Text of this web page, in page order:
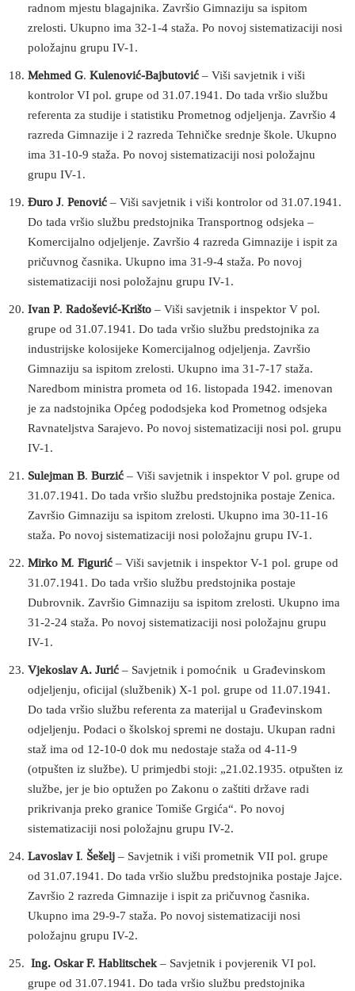
radnom mjestu blagajnika. Završio Gimnaziju sa ispitom
zrelosti. Ukupno ima 32-1-4 staža. Po novoj sistematizaciji nosi
položajnu grupu IV-1.
Mehmed G. Kulenović-Bajbutović – Viši savjetnik i viši
kontrolor VI pol. grupe od 31.07.1941. Do tada vršio službu
referenta za studije i statistiku Prometnog odjeljenja. Završio 4
razreda Gimnazije i 2 razreda Tehničke srednje škole. Ukupno
ima 31-10-9 staža. Po novoj sistematizaciji nosi položajnu
grupu IV-1.
Đuro J. Penović – Viši savjetnik i viši kontrolor od 31.07.1941.
Do tada vršio službu predstojnika Transportnog odsjeka –
Komercijalno odjeljenje. Završio 4 razreda Gimnazije i ispit za
pričuvnog časnika. Ukupno ima 31-9-4 staža. Po novoj
sistematizaciji nosi položajnu grupu IV-1.
Ivan P. Radošević-Krišto – Viši savjetnik i inspektor V pol.
grupe od 31.07.1941. Do tada vršio službu predstojnika za
industrijske kolosijeke Komercijalnog odjeljenja. Završio
Gimnaziju sa ispitom zrelosti. Ukupno ima 31-7-17 staža.
Naredbom ministra prometa od 16. listopada 1942. imenovan
je za nadstojnika Općeg pododsjeka kod Prometnog odsjeka
Ravnateljstva Sarajevo. Po novoj sistematizaciji nosi pol. grupu
IV-1.
Sulejman B. Burzić – Viši savjetnik i inspektor V pol. grupe od
31.07.1941. Do tada vršio službu predstojnika postaje Zenica.
Završio Gimnaziju sa ispitom zrelosti. Ukupno ima 30-11-16
staža. Po novoj sistematizaciji nosi položajnu grupu IV-1.
Mirko M. Figurić – Viši savjetnik i inspektor V-1 pol. grupe od
31.07.1941. Do tada vršio službu predstojnika postaje
Dubrovnik. Završio Gimnaziju sa ispitom zrelosti. Ukupno ima
31-2-24 staža. Po novoj sistematizaciji nosi položajnu grupu
IV-1.
Vjekoslav A. Jurić – Savjetnik i pomoćnik u Građevinskom
odjeljenju, oficijal (službenik) X-1 pol. grupe od 11.07.1941.
Do tada vršio službu referenta za materijal u Građevinskom
odjeljenju. Podaci o školskoj spremi ne dostaju. Ukupan radni
staž ima od 12-10-0 dok mu nedostaje staža od 4-11-9
(otpušten iz službe). U primjedbi stoji: „21.02.1935. otpušten iz
službe, jer je bio optužen po Zakonu o zaštiti države radi
prikrivanja preko granice Tomiše Grgića“. Po novoj
sistematizaciji nosi položajnu grupu IV-2.
Lavoslav I. Šešelj – Savjetnik i viši prometnik VII pol. grupe
od 31.07.1941. Do tada vršio službu predstojnika postaje Jajce.
Završio 2 razreda Gimnazije i ispit za pričuvnog časnika.
Ukupno ima 29-9-7 staža. Po novoj sistematizaciji nosi
položajnu grupu IV-2.
Ing. Oskar F. Hablitschek– Savjetnik i povjerenik VI pol.
grupe od 31.07.1941. Do tada vršio službu predstojnika